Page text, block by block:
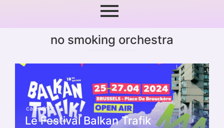
no smoking orchestra
calendrier
Le Festival Balkan Trafik